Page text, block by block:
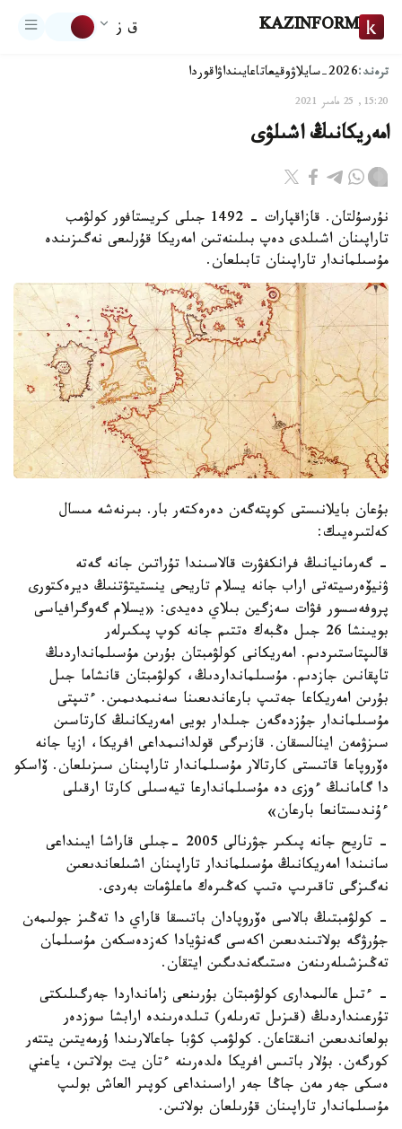
KAZINFORM ق ز
ترەند:2026-سايلاۋ وقيعاتاعايىنداۋاقوردا
15:20, 25 مامىر 2021
امەريكانىڭ اشىلۋى
نۇرسۇلتان. قازاقپارات - 1492 جىلى كريستافور كولۋمب
تاراپىنان اشىلدى دەپ بىلىنەتىن امەريكا قۇرلىعى نەگىزىندە
مۇسىلماندار تاراپىنان تابىلعان.
بۇعان بايلانىستى كوپتەگەن دەرەكتەر بار. بىرنەشە مىسال
كەلتىرەيىك:
- گەرمانيانىڭ فرانكفۋرت قالاسىندا تۇراتىن جانە گەتە
ۋنيۆەرسيتەتى اراب جانە يسلام تاريحى ينستيتۋتنىڭ ديرەكتورى
پروفەسسور فۋات سەزگين بىلاي دەيدى: «يسلام گەوگرافياسى
بويىنشا 26 جىل ەڭبەك ەتتىم جانە كوپ پىكىرلەر
قالىپتاستىردىم. امەريكانى كولۋمبتان بۇرىن مۇسىلمانداردىڭ
تاپقانىن جازدىم. مۇسىلمانداردىڭ، كولۋمبتان قانشاما جىل
بۇرىن امەريكاعا جەتىپ بارعاندىعىنا سەنىمدىمىن. ءتىپتى
مۇسىلماندار جۇزدەگەن جىلدار بويى امەريكانىڭ كارتاسىن
سىزۋمەن اينالىسقان. قازىرگى قولدانىمداعى افريكا، ازيا جانە
ەۆروپاعا قاتىستى كارتالار مۇسىلماندار تاراپىنان سىزىلعان. ۆاسكو
دا گامانىڭ ءوزى دە مۇسىلماندارعا تيەسىلى كارتا ارقىلى
ءۇندىستانعا بارعان»
- تاريح جانە پىكىر جۋرنالى 2005 -جىلى قاراشا ايىنداعى
سانىندا امەريكانىڭ مۇسىلماندار تاراپىنان اشىلعاندىعىن
نەگىزگى تاقىرىپ ەتىپ كەڭىرەك ماعلۋمات بەردى.
- كولۋمبتىڭ بالاسى ەۆروپادان باتىسقا قاراي دا تەڭىز جولىمەن
جۇرۋگە بولاتىندىعىن اكەسى گەنۋيادا كەزدەسكەن مۇسىلمان
تەڭىزشىلەرىنەن ەستىگەندىگىن ايتقان.
- ءتىل عالىمدارى كولۋمبتان بۇرىنعى زامانداردا جەرگىلىكتى
تۇرعىنداردىڭ (قىزىل تەرىلەر) تىلدەرىندە ارابشا سوزدەر
بولعاندىعىن انىقتاعان. كولۋمب كۋبا جاعالارىندا ۇرمەيتىن يتتەر
كورگەن. بۇلار باتىس افريكا ەلدەرىنە ءتان يت بولاتىن، ياعني
ەسكى جەر مەن جاڭا جەر اراسىنداعى كوپىر العاش بولىپ
مۇسىلماندار تاراپىنان قۇرىلعان بولاتىن.